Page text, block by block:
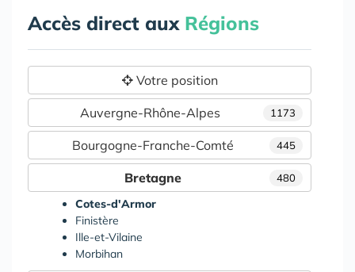
Accès direct aux Régions
Votre position
1173
Auvergne-Rhône-Alpes
445
Bourgogne-Franche-Comté
480
Bretagne
Cotes-d'Armor
Finistère
Ille-et-Vilaine
Morbihan